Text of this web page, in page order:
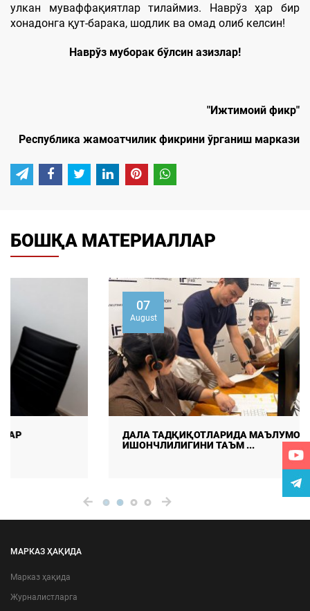
улкан муваффақиятлар тилаймиз. Наврўз ҳар бир
хонадонга қут-барака, шодлик ва омад олиб келсин!
Наврўз муборак бўлсин азизлар!
"Ижтимоий фикр"
Республика жамоатчилик фикрини ўрганиш маркази
БОШҚА МАТЕРИАЛЛАР
ДАЛА ТАДҚИҚОТЛАРИДА МАЪЛУМОТЛАР СИФАТИ ВА
ИШОНЧЛИЛИГИНИ ТАЪМ ...
МАРКАЗ ҲАҚИДА
Марказ ҳақида
Журналистларга